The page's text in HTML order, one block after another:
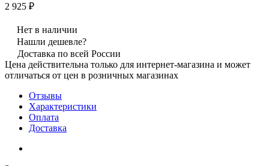
2 925 ₽
Нет в наличии
Нашли дешевле?
Доставка по всей России
Цена действительна только для интернет-магазина и может
отличаться от цен в розничных магазинах
Отзывы
Характеристики
Оплата
Доставка